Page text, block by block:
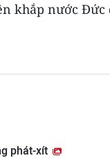
khắp nước Đức
phát-xít